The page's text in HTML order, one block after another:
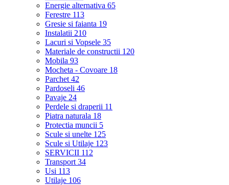
Energie alternativa 65
Ferestre 113
Gresie si faianta 19
Instalatii 210
Lacuri si Vopsele 35
Materiale de constructii 120
Mobila 93
Mocheta - Covoare 18
Parchet 42
Pardoseli 46
Pavaje 24
Perdele si draperii 11
Piatra naturala 18
Protectia muncii 5
Scule si unelte 125
Scule si Utilaje 123
SERVICII 112
Transport 34
Usi 113
Utilaje 106